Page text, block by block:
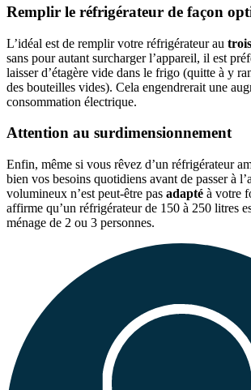
Remplir le réfrigérateur de façon
L’idéal est de remplir votre réfrigérateur au
sans pour autant surcharger l’appareil, il est
laisser d’étagère vide dans le frigo (quitte à y
des bouteilles vides). Cela engendrerait une
consommation électrique.
Attention au surdimensionnement
Enfin, même si vous rêvez d’un réfrigérateur
bien vos besoins quotidiens avant de passer à
volumineux n’est peut-être pas adapté à votre
affirme qu’un réfrigérateur de 150 à 250 litres
ménage de 2 ou 3 personnes.